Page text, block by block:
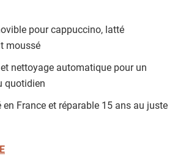
pour cappuccino, latté
moussé
nettoyage automatique pour un
quotidien
France et réparable 15 ans au juste